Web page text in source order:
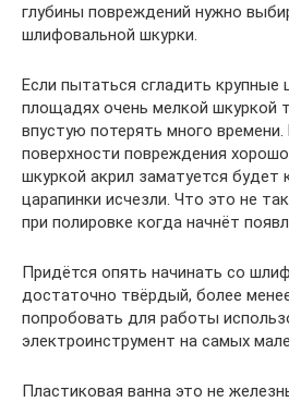
глубины повреждений нужно
шлифовальной шкурки.
Если пытаться сгладить крупные
площадях очень мелкой шкуркой
впустую потерять много
поверхности повреждения
шкуркой акрил заматуется будет
царапинки исчезли. Что это не
при полировке когда начнёт
Придётся опять начинать со
достаточно твёрдый, более
попробовать для работы
электроинструмент на самых
Пластиковая ванна это не